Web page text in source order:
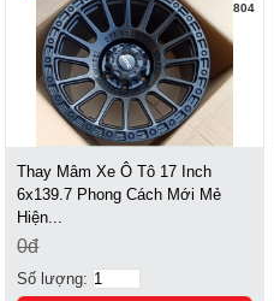
804
Thay Mâm Xe Ô Tô 17 Inch
6x139.7 Phong Cách Mới Mẻ
Hiện...
0đ
Số lượng: